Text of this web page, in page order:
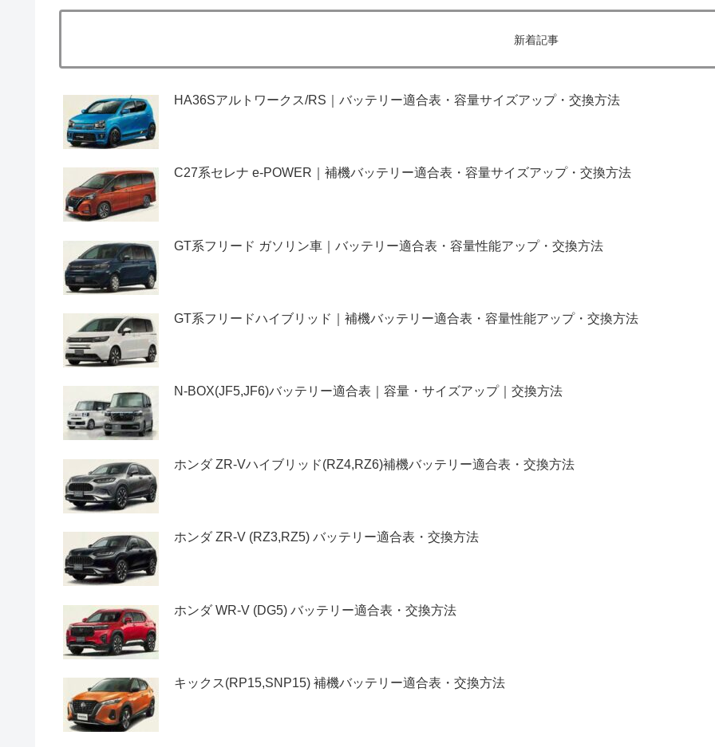
新着記事
HA36Sアルトワークス/RS｜バッテリー適合表・容量サイズアップ・交換方法
C27系セレナ e-POWER｜補機バッテリー適合表・容量サイズアップ・交換方法
GT系フリード ガソリン車｜バッテリー適合表・容量性能アップ・交換方法
GT系フリードハイブリッド｜補機バッテリー適合表・容量性能アップ・交換方法
N-BOX(JF5,JF6)バッテリー適合表｜容量・サイズアップ｜交換方法
ホンダ ZR-Vハイブリッド(RZ4,RZ6)補機バッテリー適合表・交換方法
ホンダ ZR-V (RZ3,RZ5) バッテリー適合表・交換方法
ホンダ WR-V (DG5) バッテリー適合表・交換方法
キックス(RP15,SNP15) 補機バッテリー適合表・交換方法